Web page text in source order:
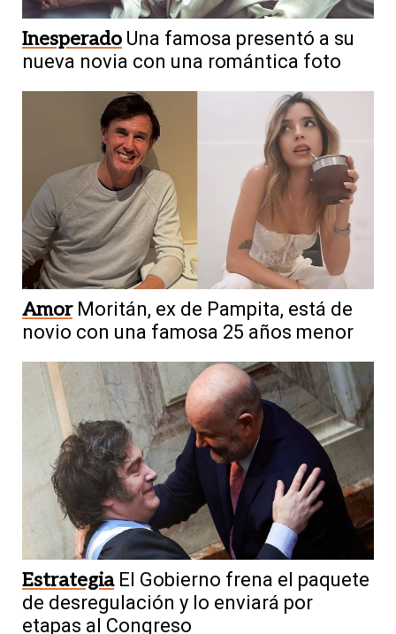
Inesperado Una famosa presentó a su
nueva novia con una romántica foto
Amor Moritán, ex de Pampita, está de
novio con una famosa 25 años menor
Estrategia El Gobierno frena el paquete
de desregulación y lo enviará por
etapas al Congreso